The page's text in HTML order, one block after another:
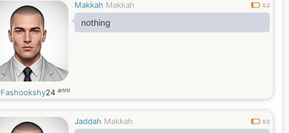
Makkah Makkah 0.2
nothing
Fashookshy24 anni
Jaddah Makkah 0.2